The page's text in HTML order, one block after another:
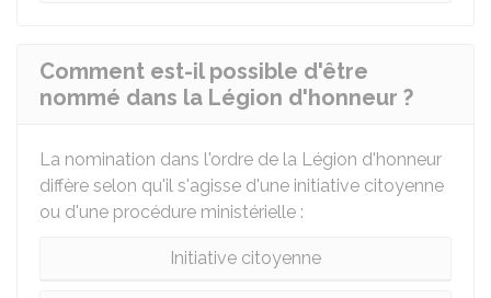
Comment est-il possible d'être
nommé dans la Légion d'honneur ?
La nomination dans l'ordre de la Légion d'honneur
diffère selon qu'il s'agisse d'une initiative citoyenne
ou d'une procédure ministérielle :
Initiative citoyenne